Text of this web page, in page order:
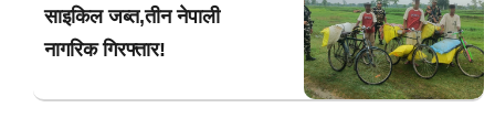
साइकिल जब्त,तीन नेपाली
नागरिक गिरफ्तार!